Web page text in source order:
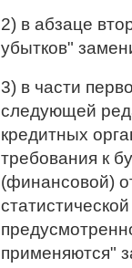
2) в абзаце
убытков"
3) в части
следующей
кредитных
требования к
(финансовой)
применяются"